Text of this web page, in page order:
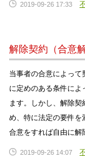
2019-09-26 17:33
解除契約（合意解
当事者の合意によっ
に定めのある条件によ
ます。しかし、解除
め、特に法定の要件を
合意をすれば自由に解
2019-09-26 14:07